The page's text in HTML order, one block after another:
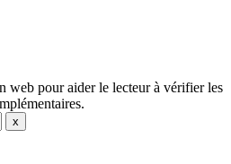
web pour aider le lecteur à vérifier les
x